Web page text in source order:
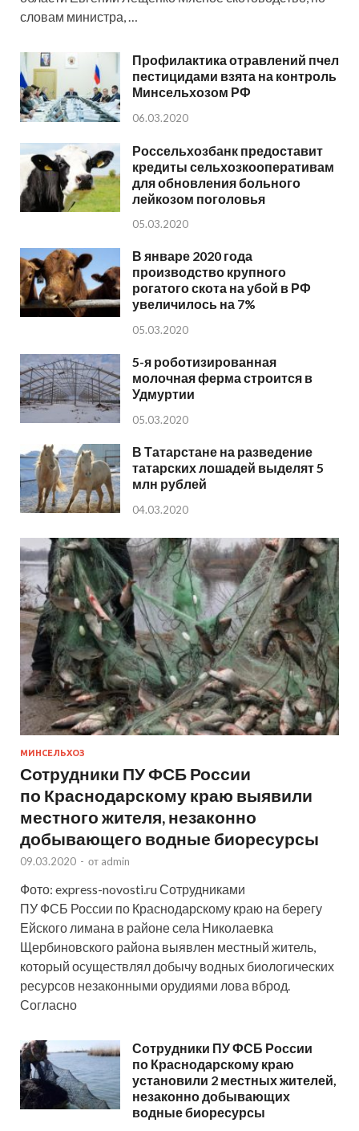
словам министра, …
Профилактика отравлений пчел
пестицидами взята на контроль
Минсельхозом РФ
06.03.2020
Россельхозбанк предоставит
кредиты сельхозкооперативам
для обновления больного
лейкозом поголовья
05.03.2020
В январе 2020 года
производство крупного
рогатого скота на убой в РФ
увеличилось на 7%
05.03.2020
5-я роботизированная
молочная ферма строится в
Удмуртии
05.03.2020
В Татарстане на разведение
татарских лошадей выделят 5
млн рублей
04.03.2020
МИНСЕЛЬХОЗ
Сотрудники ПУ ФСБ России
по Краснодарскому краю выявили
местного жителя, незаконно
добывающего водные биоресурсы
09.03.2020 - от admin
Фото: express-novosti.ru Сотрудниками
ПУ ФСБ России по Краснодарскому краю на берегу
Ейского лимана в районе села Николаевка
Щербиновского района выявлен местный житель,
который осуществлял добычу водных биологических
ресурсов незаконными орудиями лова вброд.
Согласно
Сотрудники ПУ ФСБ России
по Краснодарскому краю
установили 2 местных жителей,
незаконно добывающих
водные биоресурсы